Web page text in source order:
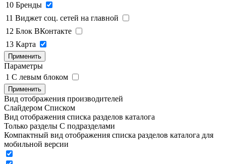
10 Бренды
11 Виджет соц. сетей на главной
12 Блок ВКонтакте
13 Карта
Применить
Параметры
1 C левым блоком
Применить
Вид отображения производителей
Слайдером Списком
Вид отображения списка разделов каталога
Только разделы С подразделами
Компактный вид отображения списка разделов каталога для
мобильной версии